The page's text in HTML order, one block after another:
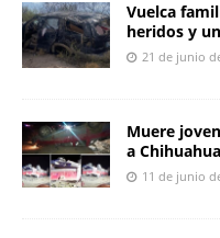
Vuelca
heridos y
21 de junio
Muere
a Chihuahua
11 de junio